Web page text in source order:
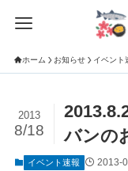
ホーム お知らせ イベント
バンの
2013
8/18
イベント速報 2013-